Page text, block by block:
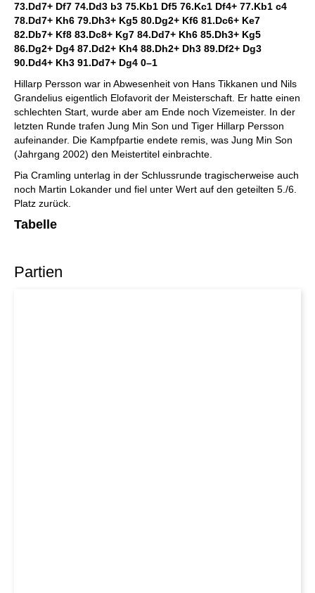
73.Dd7+ Df7 74.Dd3 b3 75.Kb1 Df5 76.Kc1 Df4+ 77.Kb1 c4
78.Dd7+ Kh6 79.Dh3+ Kg5 80.Dg2+ Kf6 81.Dc6+ Ke7
82.Db7+ Kf8 83.Dc8+ Kg7 84.Dd7+ Kh6 85.Dh3+ Kg5
86.Dg2+ Dg4 87.Dd2+ Kh4 88.Dh2+ Dh3 89.Df2+ Dg3
90.Dd4+ Kh3 91.Dd7+ Dg4 0–1
Hillarp Persson war in Abwesenheit von Hans Tikkanen und Nils
Grandelius eigentlich Elofavorit der Meisterschaft. Er hatte einen
schlechten Start, wurde aber am Ende noch Vizemeister. In der
letzten Runde trafen Jung Min Son und Tiger Hillarp Persson
aufeinander. Die Kampfpartie endete remis, was Jung Min Son
(Jahrgang 2002) den Meistertitel einbrachte.
Pia Cramling unterlag in der Schlussrunde tragischerweise auch
noch Martin Lokander und fiel unter Wert auf den geteilten 5./6.
Platz zurück.
Tabelle
Partien